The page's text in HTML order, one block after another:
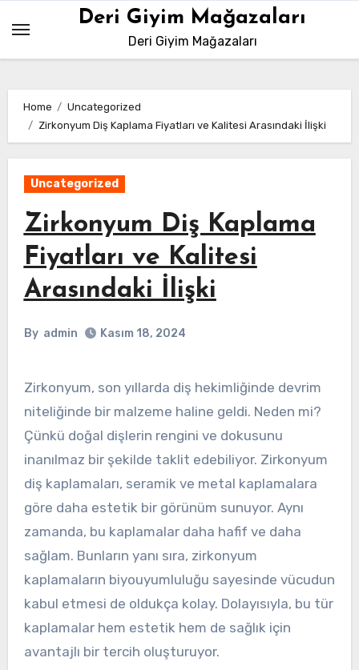
content
Deri Giyim Mağazaları
Deri Giyim Mağazaları
Home
Uncategorized
Zirkonyum Diş Kaplama Fiyatları ve Kalitesi Arasındaki İlişki
Uncategorized
Zirkonyum Diş Kaplama
Fiyatları ve Kalitesi
Arasındaki İlişki
By admin Kasım 18, 2024
Zirkonyum, son yıllarda diş hekimliğinde devrim
niteliğinde bir malzeme haline geldi. Neden mi?
Çünkü doğal dişlerin rengini ve dokusunu
inanılmaz bir şekilde taklit edebiliyor. Zirkonyum
diş kaplamaları, seramik ve metal kaplamalara
göre daha estetik bir görünüm sunuyor. Aynı
zamanda, bu kaplamalar daha hafif ve daha
sağlam. Bunların yanı sıra, zirkonyum
kaplamaların biyouyumluluğu sayesinde vücudun
kabul etmesi de oldukça kolay. Dolayısıyla, bu tür
kaplamalar hem estetik hem de sağlık için
avantajlı bir tercih oluşturuyor.